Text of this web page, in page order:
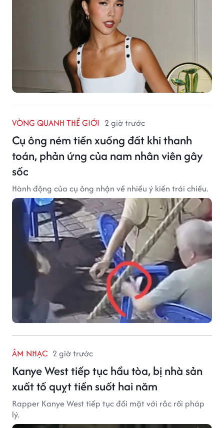
VÒNG QUANH THẾ GIỚI 2 giờ trước
Cụ ông ném tiền xuống đất khi thanh
toán, phản ứng của nam nhân viên gây
sốc
Hành động của cụ ông nhận về nhiều ý kiến trái chiều.
ÂM NHẠC 2 giờ trước
Kanye West tiếp tục hầu tòa, bị nhà sản
xuất tố quỵt tiền suốt hai năm
Rapper Kanye West tiếp tục đối mặt với rắc rối pháp
lý.